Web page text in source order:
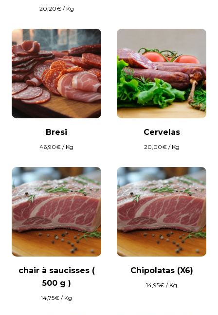
20,20€/ Kg
Bresi
46,90€ / Kg
Cervelas
20,00€/ Kg
chair à saucisses (
500 g )
14,75€ / Kg
Chipolatas (X6)
14,95€ / Kg